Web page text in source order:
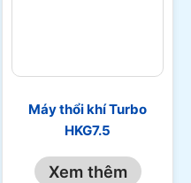
Máy thổi khí Turbo
HKG7.5
Xem thêm